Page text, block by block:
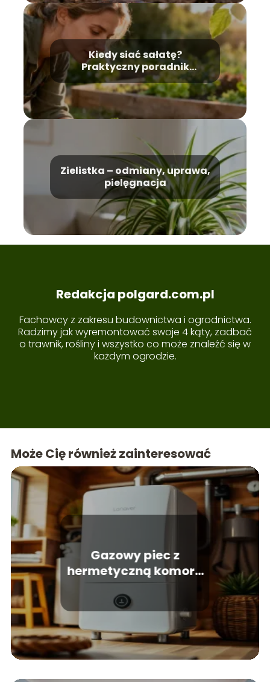
Kiedy siać sałatę?
Praktyczny poradnik
ogrodnika
Zielistka – odmiany, uprawa,
pielęgnacja
Redakcja polgard.com.pl
Fachowcy z zakresu budownictwa i ogrodnictwa.
Radzimy jak wyremontować swoje 4 kąty, zadbać
o trawnik, rośliny i wszystko co może znaleźć się w
każdym ogrodzie.
Może Cię również zainteresować
Gazowy piec z
hermetyczną komorą
spalania – wszystko, co
powinieneś wiedzieć